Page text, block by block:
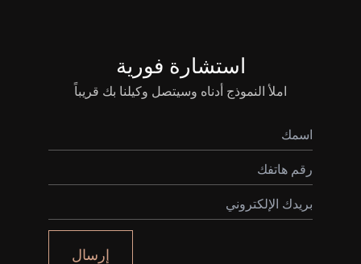
استشارة فورية
املأ النموذج أدناه وسيتصل وكيلنا بك قريباً
إرسال